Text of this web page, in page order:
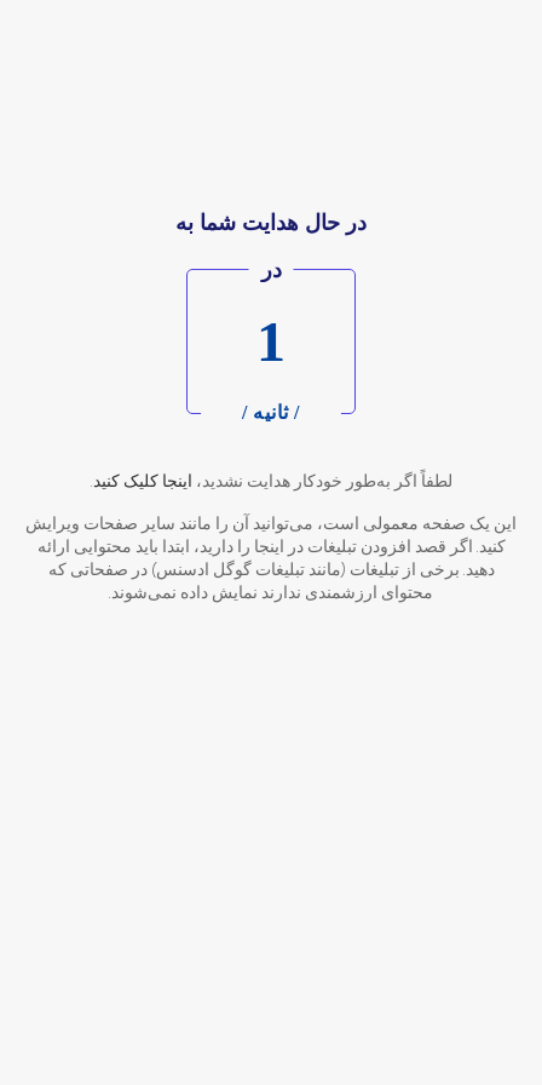
در حال هدایت شما به
در
1
/ ثانیه /
لطفاً اگر به‌طور خودکار هدایت نشدید، اینجا کلیک کنید.
این یک صفحه معمولی است، می‌توانید آن را مانند سایر صفحات ویرایش
کنید. اگر قصد افزودن تبلیغات در اینجا را دارید، ابتدا باید محتوایی ارائه
دهید. برخی از تبلیغات (مانند تبلیغات گوگل ادسنس) در صفحاتی که
محتوای ارزشمندی ندارند نمایش داده نمی‌شوند.